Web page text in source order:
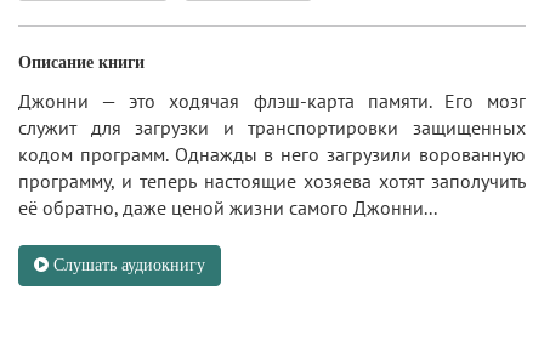
Описание книги
Джонни — это ходячая флэш-карта памяти. Его мозг
служит для загрузки и транспортировки защищенных
кодом программ. Однажды в него загрузили ворованную
программу, и теперь настоящие хозяева хотят заполучить
её обратно, даже ценой жизни самого Джонни...
Слушать аудиокнигу